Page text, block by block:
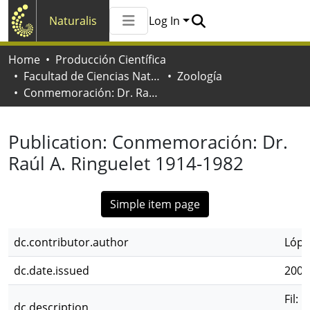
Naturalis
All of Naturalis
Log In
Home
Producción Científica
Facultad de Ciencias Naturales y Museo
Zoología
Conmemoración: Dr. Raúl A. Ringuelet 1914-1982
Publication: Conmemoración: Dr.
Raúl A. Ringuelet 1914-1982
Simple item page
dc.contributor.author
dc.date.issued
2006
Fil: